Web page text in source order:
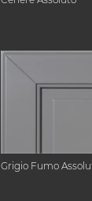
Grigio Fumo